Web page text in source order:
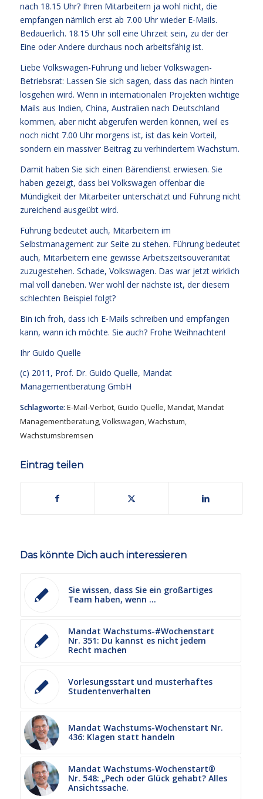
nach 18.15 Uhr? Ihren Mitarbeitern ja wohl nicht, die
empfangen nämlich erst ab 7.00 Uhr wieder E-Mails.
Bedauerlich. 18.15 Uhr soll eine Uhrzeit sein, zu der der
Eine oder Andere durchaus noch arbeitsfähig ist.
Liebe Volkswagen-Führung und lieber Volkswagen-
Betriebsrat: Lassen Sie sich sagen, dass das nach hinten
losgehen wird. Wenn in internationalen Projekten wichtige
Mails aus Indien, China, Australien nach Deutschland
kommen, aber nicht abgerufen werden können, weil es
noch nicht 7.00 Uhr morgens ist, ist das kein Vorteil,
sondern ein massiver Beitrag zu verhindertem Wachstum.
Damit haben Sie sich einen Bärendienst erwiesen. Sie
haben gezeigt, dass bei Volkswagen offenbar die
Mündigkeit der Mitarbeiter unterschätzt und Führung nicht
zureichend ausgeübt wird.
Führung bedeutet auch, Mitarbeitern im
Selbstmanagement zur Seite zu stehen. Führung bedeutet
auch, Mitarbeitern eine gewisse Arbeitszeitsouveränität
zuzugestehen. Schade, Volkswagen. Das war jetzt wirklich
mal voll daneben. Wer wohl der nächste ist, der diesem
schlechten Beispiel folgt?
Bin ich froh, dass ich E-Mails schreiben und empfangen
kann, wann ich möchte. Sie auch? Frohe Weihnachten!
Ihr Guido Quelle
(c) 2011, Prof. Dr. Guido Quelle, Mandat
Managementberatung GmbH
Schlagworte: E-Mail-Verbot, Guido Quelle,Mandat,Mandat
Managementberatung,Volkswagen,Wachstum,
Wachstumsbremsen
Eintrag teilen
Das könnte Dich auch interessieren
Sie wissen, dass Sie ein großartiges
Team haben, wenn …
Mandat Wachstums-#Wochenstart
Nr. 351: Du kannst es nicht jedem
Recht machen
Vorlesungsstart und musterhaftes
Studentenverhalten
Mandat Wachstums-Wochenstart Nr.
436: Klagen statt handeln
Mandat Wachstums-Wochenstart®
Nr. 548: „Pech oder Glück gehabt? Alles
Ansichtssache.